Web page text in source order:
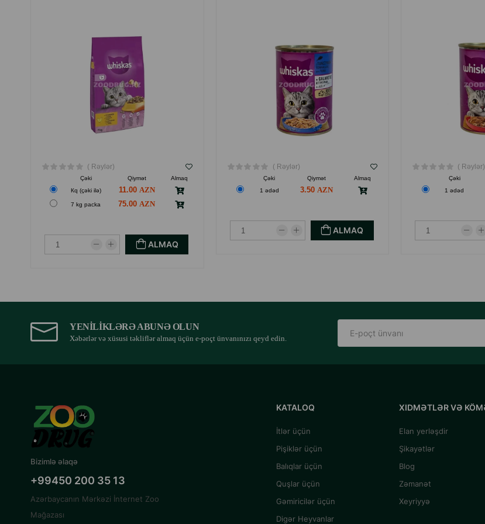
( Rəylər)
Çəki Qiymət
Almaq
Кq (çəki ilə)
11.00
7 kg packa 75.00
ALMAQ
( Rəylər)
Çəki Qiymət
Almaq
1 ədəd
3.50
ALMAQ
( Rəylər)
Çəki
1 ədəd
YENILIKLƏRƏ ABUNƏ OLUN
Xəbərlər və xüsusi təkliflər almaq üçün e-poçt ünvanınızı qeyd edin.
Bizimlə əlaqə
+99450 200 35 13
Azərbaycanın Mərkəzi İnternet Zoo
Mağazası
KATALOQ
İtlər üçün
Pişiklər üçün
Balıqlar üçün
Quşlar üçün
Gəmiricilər üçün
Digər Heyvanlar
XIDMƏTLƏR VƏ
Elan yerləşdir
Şikayətlər
Blog
Zəmanət
Xeyriyyə